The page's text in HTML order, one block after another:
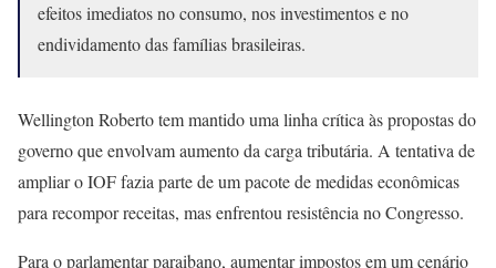
efeitos imediatos no consumo, nos investimentos e no
endividamento das famílias brasileiras.
Wellington Roberto tem mantido uma linha crítica às propostas do
governo que envolvam aumento da carga tributária. A tentativa de
ampliar o IOF fazia parte de um pacote de medidas econômicas
para recompor receitas, mas enfrentou resistência no Congresso.
Para o parlamentar paraibano, aumentar impostos em um cenário